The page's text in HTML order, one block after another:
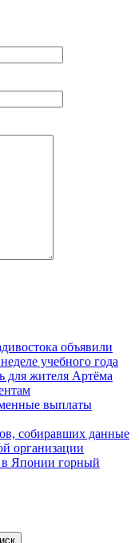
объявили
учебного года
для жителя Артёма
выплаты
собиравших данные
организации
в Японии горный